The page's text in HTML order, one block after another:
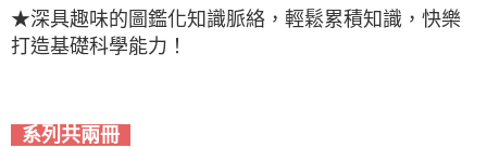
★深具趣味的圖鑑化知識脈絡，輕鬆累積知識，快樂
打造基礎科學能力！
系列共兩冊